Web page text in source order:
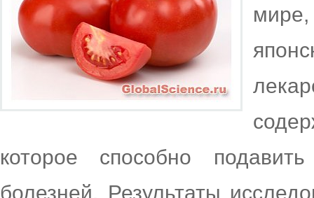
которое способно
болезней. Результаты